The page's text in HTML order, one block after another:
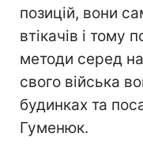
позицій, вони
втікачів і тому
методи серед
свого війська
будинках та
Гуменюк.